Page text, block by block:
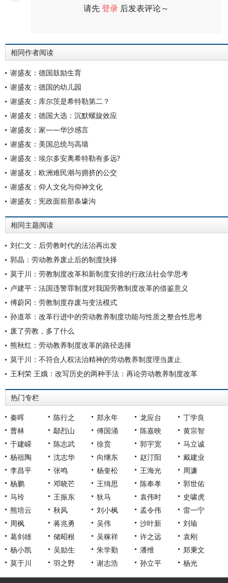
请先登录 后发表评论～
相同作者阅读
谢盛友：德国鼓励生育
谢盛友：德国的幼儿园
谢盛友：库尔茨是希特勒第二？
谢盛友：德国大选：沉默螺旋效应
谢盛友：家——华沙感言
谢盛友：美国总统与高墙
谢盛友：埃尔多安离希特勒有多远?
谢盛友：欧洲难民潮与拥挤的公交
谢盛友：仰人文化与仰神文化
谢盛友：宪政面前那条壕沟
相同主题阅读
刘仁文：后劳教时代的法治再出发
郭晶：劳动教养废止后的制度抉择
莫于川：劳教制度改革和新制度安排的行政法社会学思考
卢建平：法国违警罪制度对我国劳教制度改革的借鉴意义
傅蔚冈：劳教制度存废与变法模式
孙道萃：改革行进中的劳动教养制度功能与性质之整合性思考
废了劳教，多了什么
熊秋红：劳动教养制度改革的路径选择
莫于川：不符合人权法治精神的劳动教养制度理当废止
王利荣 王娥：改写历史的两种手法：再论劳动教养制度改革
热门专栏
秦晖 陈行之 郑永年 龙应台
丁学良
曹林
鄢烈山 傅国涌 陈嘉映
黄宗智
于建嵘
陈志武 徐贲 郭宇宽
马立诚
杨祖陶
沈志华 向继东 赵汀阳
戴建业
李昌平
张鸣 杨奎松 王海光
周濂
杨鹏
邓晓芒 王缉思 陈奉孝
郭世佑
马玲
王振东 狄马 袁伟时
史啸虎
熊培云
秋风 刘小枫 孟令伟
雷一宁
周枫
蒋兆勇 吴伟 沙叶新
刘瑜
葛剑雄
储昭根 吴稼祥 许之远
袁刚
杨小凯
吴励生 朱学勤 潘维
郑秉文
莫于川
羽之野 谢志浩 孙立平 杨光